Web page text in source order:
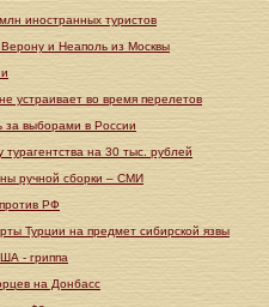
иностранных туристов
и Неаполь из Москвы
устраивает во время перелетов
выборами в России
на 30 тыс. рублей
ручной сборки – СМИ
РФ
Турции на предмет сибирской язвы
- гриппа
на Донбасс